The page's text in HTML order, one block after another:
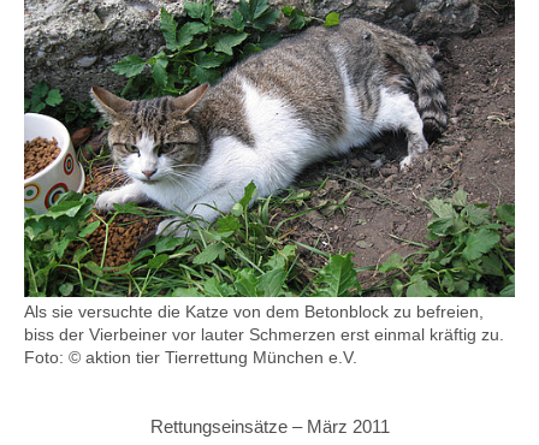
Als sie versuchte die Katze von dem Betonblock zu befreien,
biss der Vierbeiner vor lauter Schmerzen erst einmal kräftig zu.
Foto: © aktion tier Tierrettung München e.V.
Rettungseinsätze – März 2011